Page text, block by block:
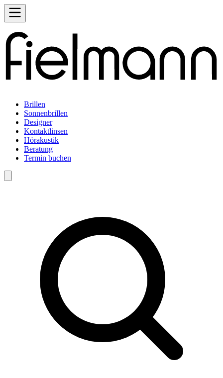
Brillen
Sonnenbrillen
Designer
Kontaktlinsen
Hörakustik
Beratung
Termin buchen